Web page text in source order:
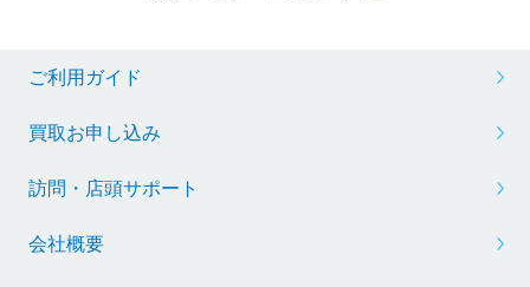
ご利用ガイド
買取お申し込み
訪問・店頭サポート
会社概要